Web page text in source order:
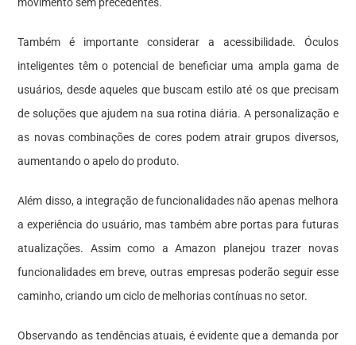
Também é importante considerar a acessibilidade. Óculos
inteligentes têm o potencial de beneficiar uma ampla gama de
usuários, desde aqueles que buscam estilo até os que precisam
de soluções que ajudem na sua rotina diária. A personalização e
as novas combinações de cores podem atrair grupos diversos,
aumentando o apelo do produto.
Além disso, a integração de funcionalidades não apenas melhora
a experiência do usuário, mas também abre portas para futuras
atualizações. Assim como a Amazon planejou trazer novas
funcionalidades em breve, outras empresas poderão seguir esse
caminho, criando um ciclo de melhorias contínuas no setor.
Observando as tendências atuais, é evidente que a demanda por